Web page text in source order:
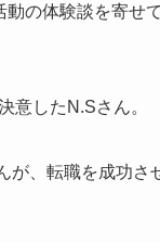
動の体験談を寄せ
意したN.Sさん。
が、転職を成功さ